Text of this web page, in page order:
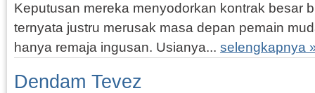
Keputusan mereka menyodorkan kontrak besar
ternyata justru merusak masa depan pemain
hanya remaja ingusan. Usianya... selengkapnya
Dendam Tevez